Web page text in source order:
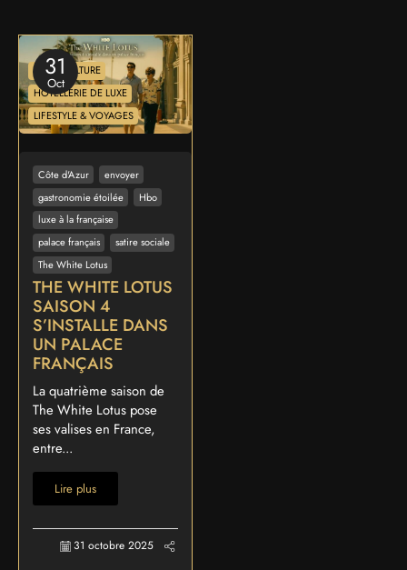
31
Oct
ART & CULTURE
HÔTELLERIE DE LUXE
LIFESTYLE & VOYAGES
Côte d'Azur
envoyer
gastronomie étoilée
Hbo
luxe à la française
palace français
satire sociale
The White Lotus
THE WHITE LOTUS
SAISON 4
S’INSTALLE DANS
UN PALACE
FRANÇAIS
La quatrième saison de
The White Lotus pose
ses valises en France,
entre...
Lire plus
31 octobre 2025